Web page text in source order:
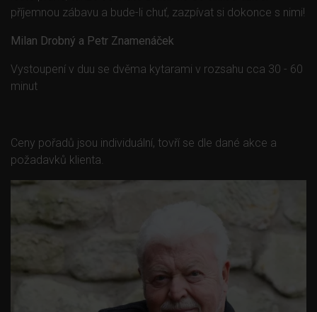
příjemnou zábavu a bude-li chuť, zazpívat si dokonce s nimi!
Milan Drobný a Petr Znamenáček
Vystoupení v duu se dvěma kytarami v rozsahu cca 30 - 60
minut
Ceny pořadů jsou individuální, tovří se dle dané akce a
požadavků klienta.